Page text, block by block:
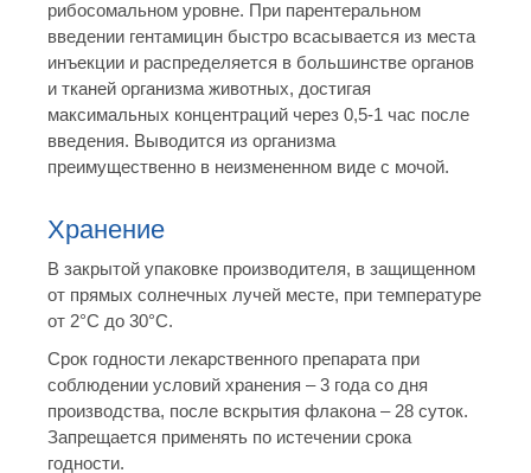
рибосомальном уровне. При парентеральном
введении гентамицин быстро всасывается из места
инъекции и распределяется в большинстве органов
и тканей организма животных, достигая
максимальных концентраций через 0,5-1 час после
введения. Выводится из организма
преимущественно в неизмененном виде с мочой.
Хранение
В закрытой упаковке производителя, в защищенном
от прямых солнечных лучей месте, при температуре
от 2°С до 30°С.
Срок годности лекарственного препарата при
соблюдении условий хранения – 3 года со дня
производства, после вскрытия флакона – 28 суток.
Запрещается применять по истечении срока
годности.